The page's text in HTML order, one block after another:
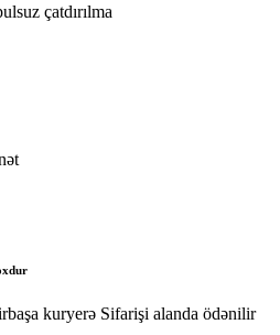
çatdırılma
kuryerə Sifarişi alanda ödənilir